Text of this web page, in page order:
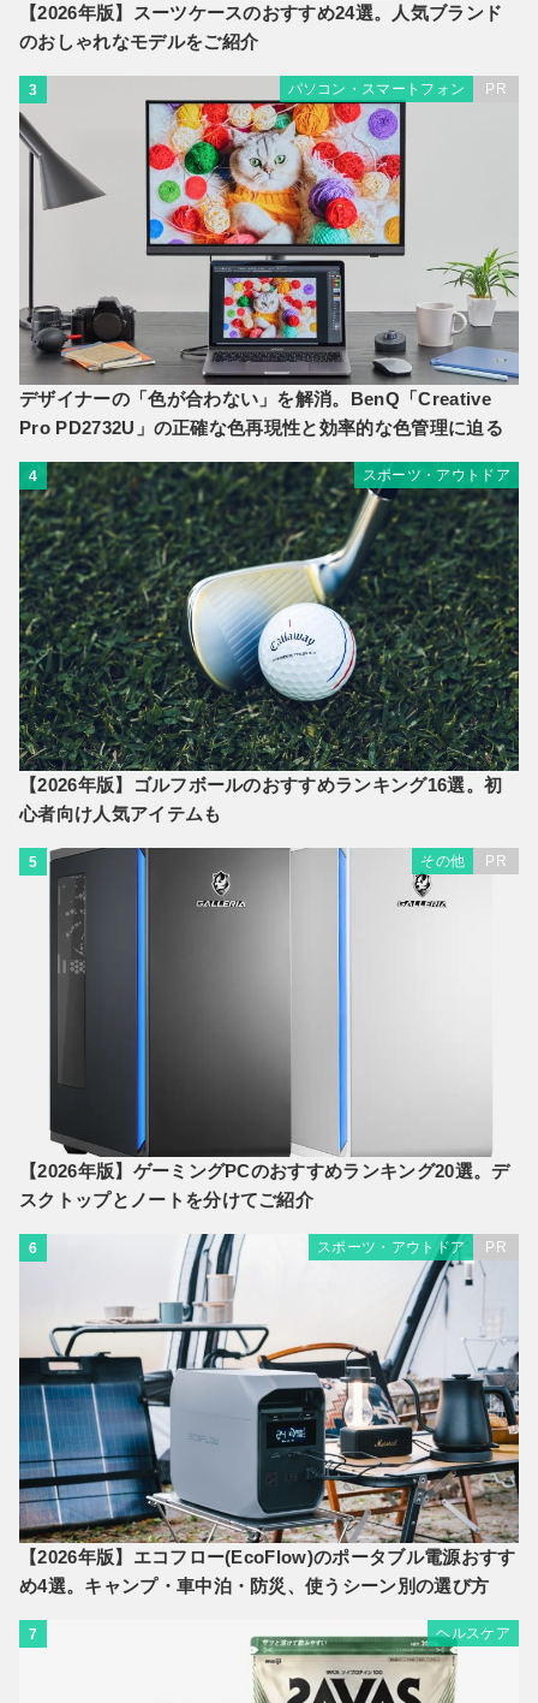
【2026年版】スーツケースのおすすめ24選。人気ブランド
のおしゃれなモデルをご紹介
3 パソコン・スマートフォン PR
デザイナーの「色が合わない」を解消。BenQ「Creative
Pro PD2732U」の正確な色再現性と効率的な色管理に迫る
4 スポーツ・アウトドア
【2026年版】ゴルフボールのおすすめランキング16選。初
心者向け人気アイテムも
5 その他 PR
【2026年版】ゲーミングPCのおすすめランキング20選。デ
スクトップとノートを分けてご紹介
6 スポーツ・アウトドア PR
【2026年版】エコフロー(EcoFlow)のポータブル電源おすす
め4選。キャンプ・車中泊・防災、使うシーン別の選び方
7 ヘルスケア